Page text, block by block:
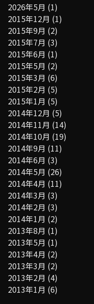
2026年5月 (1)
2015年12月 (1)
2015年9月 (2)
2015年7月 (3)
2015年6月 (1)
2015年5月 (2)
2015年3月 (6)
2015年2月 (5)
2015年1月 (5)
2014年12月 (5)
2014年11月 (14)
2014年10月 (19)
2014年9月 (11)
2014年6月 (3)
2014年5月 (26)
2014年4月 (11)
2014年3月 (3)
2014年2月 (3)
2014年1月 (2)
2013年8月 (1)
2013年5月 (1)
2013年4月 (2)
2013年3月 (2)
2013年2月 (4)
2013年1月 (6)